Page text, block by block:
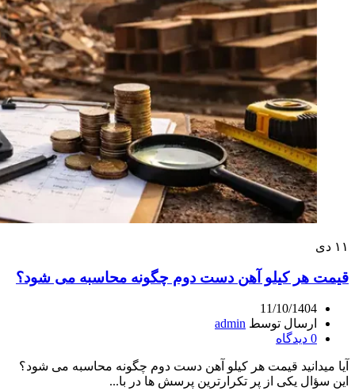
۱۱ دی
قیمت هر کیلو آهن دست دوم چگونه محاسبه می‌ شود؟
11/10/1404
ارسال توسط admin
0 دیدگاه
آیا میدانید قیمت هر کیلو آهن دست دوم چگونه محاسبه می شود؟
این سؤال یکی از پر تکرارترین پرسش ها در با...